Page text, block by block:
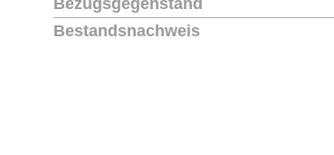
Bezugsgegenstand
Bestandsnachweis